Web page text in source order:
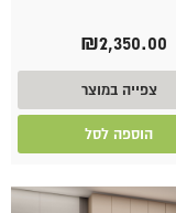
₪2,350.00
צפייה במוצר
הוספה לסל